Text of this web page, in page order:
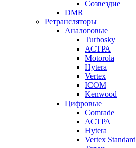
Созвездие
DMR
Ретрансляторы
Аналоговые
Turbosky
АСТРА
Motorola
Hytera
Vertex
ICOM
Kenwood
Цифровые
Comrade
АСТРА
Hytera
Vertex Standard